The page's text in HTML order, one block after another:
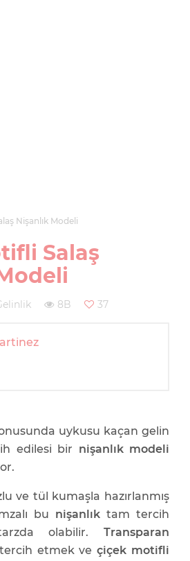
Nişanlık Modeli
Salaş
8B 37
uykusu kaçan gelin
edilesi bir nişanlık modeli
ve tül kumaşla hazırlanmış
bu nişanlık tam tercih
olabilir. Transparan
etmek veçiçek motifli